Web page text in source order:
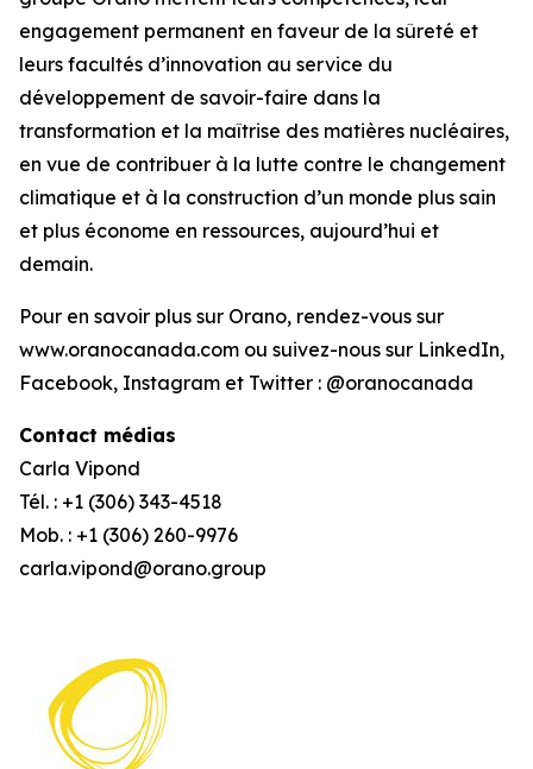
engagement permanent en faveur de la sûreté et
leurs facultés d’innovation au service du
développement de savoir-faire dans la
transformation et la maîtrise des matières nucléaires,
en vue de contribuer à la lutte contre le changement
climatique et à la construction d’un monde plus sain
et plus économe en ressources, aujourd’hui et
demain.
Pour en savoir plus sur Orano, rendez-vous sur
www.oranocanada.com ou suivez-nous sur LinkedIn,
Facebook, Instagram et Twitter : @oranocanada
Contact médias
Carla Vipond
Tél. : +1 (306) 343-4518
Mob. : +1 (306) 260-9976
carla.vipond@orano.group